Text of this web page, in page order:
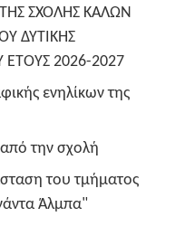
ΣΧΟΛΗΣ ΚΑΛΩΝ
ΔΥΤΙΚΗΣ
2026-2027
ενηλίκων της
την σχολή
του τμήματος
Άλμπα"